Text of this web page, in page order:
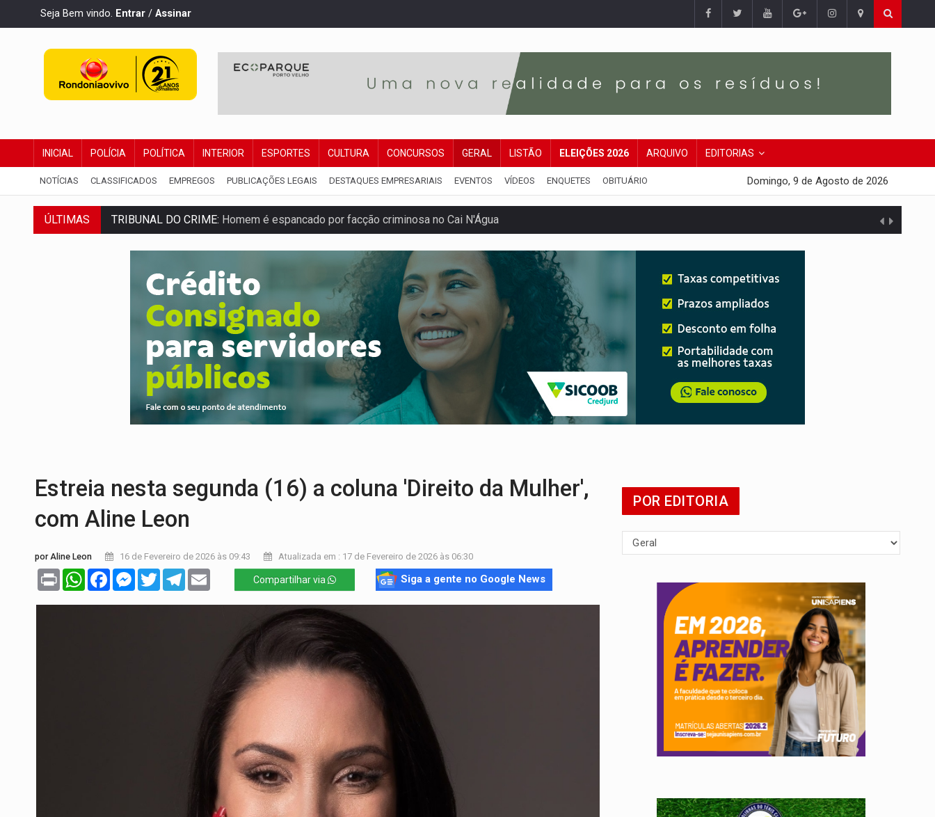
Seja Bem vindo. Entrar / Assinar
INICIAL POLÍCIA POLÍTICA INTERIOR ESPORTES CULTURA CONCURSOS GERAL LISTÃO ELEIÇÕES 2026 ARQUIVO EDITORIAS
NOTÍCIAS CLASSIFICADOS EMPREGOS PUBLICAÇÕES LEGAIS DESTAQUES EMPRESARIAIS EVENTOS VÍDEOS ENQUETES OBITUÁRIO Domingo, 9 de Agosto de 2026
ÚLTIMAS TRIBUNAL DO CRIME: Homem é espancado por facção criminosa no Cai N'Água
VÍDEO:Perseguição é registrada no shopping após colombiana furtar celular de menina
LUDOPATIA:Apostas online começam a afetar produtividade e rotina nas empresas
REFLORESTAMENTO: Plantar árvores não será mais suficiente para comprovar área recuperado
OVNIS NA LUA:Cientistas alertam para possível base secreta no satélite natural da Terra
ACABOU COM PEUGEOT:Incêndio destrói carro que era rebocado para oficina no Centro de Porto Velho
Ladrão é filmado furtando moto na frente do bar da Marleide
BOLSAS DE PESQUISA:Iniciativa Amazônia+10 lança chamada para fortalecer cadeias da sociobioeconomia
Estreia nesta segunda (16) a coluna 'Direito da Mulher',
com Aline Leon
por Aline Leon 16 de Fevereiro de 2026 às 09:43 Atualizada em : 17 de Fevereiro de 2026 às 06:30
Print WhatsAppFacebookMessenger
TwitterTelegram Compartilhar via Siga a gente no Google News
POR EDITORIA